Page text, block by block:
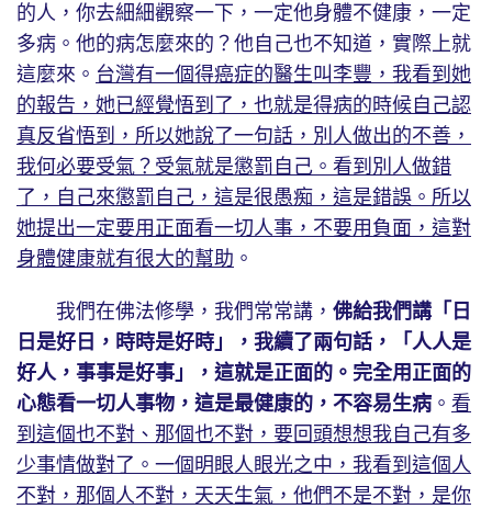
的人，你去細細觀察一下，一定他身體不健康，一定
多病。他的病怎麼來的？他自己也不知道，實際上就
這麼來。 台灣有一個得癌症的醫生叫李豐，我看到她
的報告，她已經覺悟到了，也就是得病的時候自己認
真反省悟到，所以她說了一句話，別人做出的不善，
我何必要受氣？受氣就是懲罰自己。看到別人做錯
了，自己來懲罰自己，這是很愚痴，這是錯誤。所以
她提出一定要用正面看一切人事，不要用負面，這對
身體健康就有很大的幫助 。
我們在佛法修學，我們常常講， 佛給我們講「日
日是好日，時時是好時」，我續了兩句話，「人人是
好人，事事是好事」，這就是正面的。完全用正面的
心態看一切人事物，這是最健康的，不容易生病 。 看
到這個也不對、那個也不對，要回頭想想我自己有多
少事情做對了。一個明眼人眼光之中，我看到這個人
不對，那個人不對，天天生氣，他們不是不對，是你